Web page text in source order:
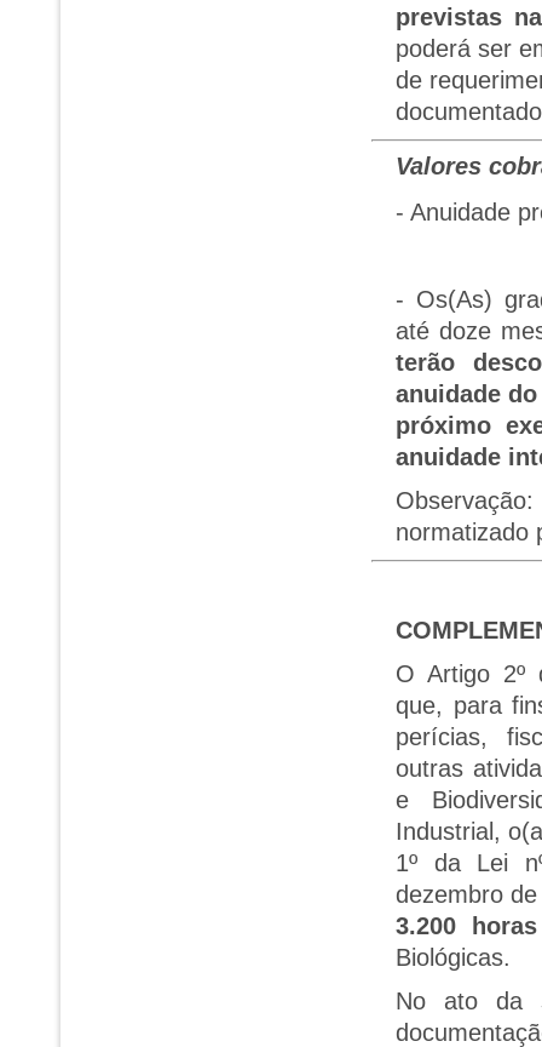
previstas
poderá ser
de
Valores
- Anuidade
- Os(As)
até doze
terão
anuidade
próximo
anuidade
normatizado
O Artigo
que, para
perícias,
outras
e
Industrial,
1º da Lei
dezembro
3.200 horas
Biológicas.
No ato da